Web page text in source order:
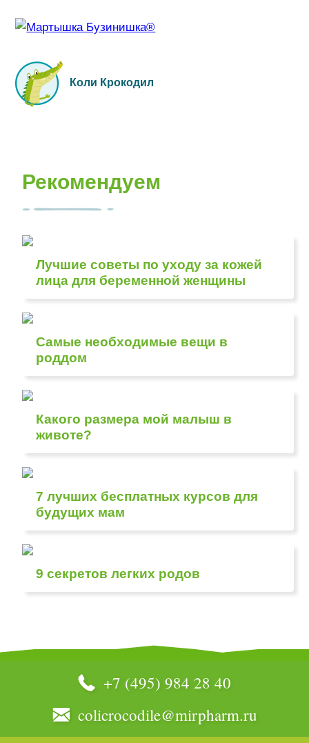
Коли Крокодил
Рекомендуем
Лучшие советы по уходу за кожей
лица для беременной женщины
Самые необходимые вещи в
роддом
Какого размера мой малыш в
животе?
7 лучших бесплатных курсов для
будущих мам
9 секретов легких родов
+7 (495) 984 28 40
colicrocodile@mirpharm.ru